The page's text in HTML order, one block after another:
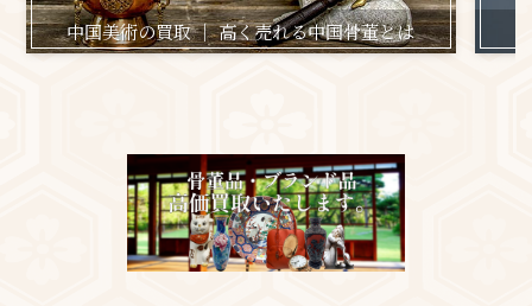
中国美術の買取 ｜ 高く売れる中国骨董とは